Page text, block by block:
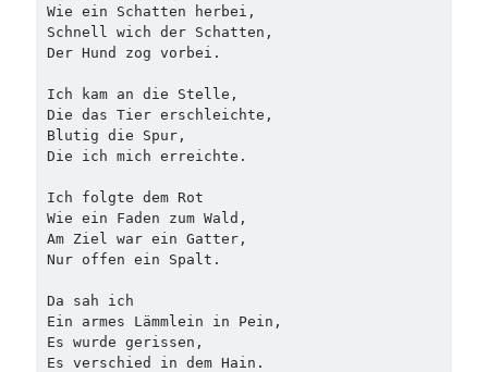
Wie ein Schatten herbei,
Schnell wich der Schatten,
Der Hund zog vorbei.
Ich kam an die Stelle,
Die das Tier erschleichte,
Blutig die Spur,
Die ich mich erreichte.
Ich folgte dem Rot
Wie ein Faden zum Wald,
Am Ziel war ein Gatter,
Nur offen ein Spalt.
Da sah ich
Ein armes Lämmlein in Pein,
Es wurde gerissen,
Es verschied in dem Hain.